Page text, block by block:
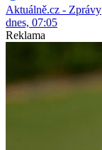
Aktuálně.cz - Zprávy
dnes, 07:05
Reklama